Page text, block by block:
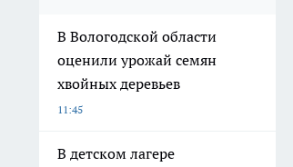
В Вологодской области
оценили урожай семян
хвойных деревьев
11:45
В детском лагере